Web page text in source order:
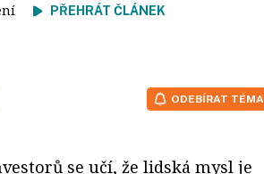
PŘEHRÁT ČLÁNEK
ODEBÍRAT TÉMA
se učí, že lidská mysl je